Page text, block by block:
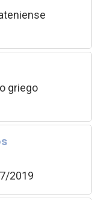
griego
2019